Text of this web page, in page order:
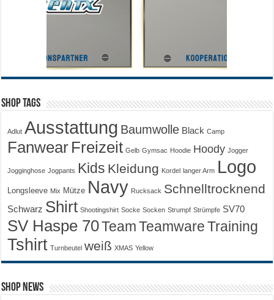
Shop Tags
Adlut Ausstattung Baumwolle Black Camp
Fanwear Freizeit Gelb Gymsac Hoodie Hoody Jogger
Jogginghose Jogpants Kids Kleidung Kordel langer Arm Logo
Longsleeve Mix Mütze Navy Rucksack Schnelltrocknend
Schwarz Shirt Shootingshirt Socke Socken Strumpf Strümpfe SV70
SV Haspe 70Team Teamware Training
Tshirt Turnbeutel weiß XMAS Yellow
Shop News